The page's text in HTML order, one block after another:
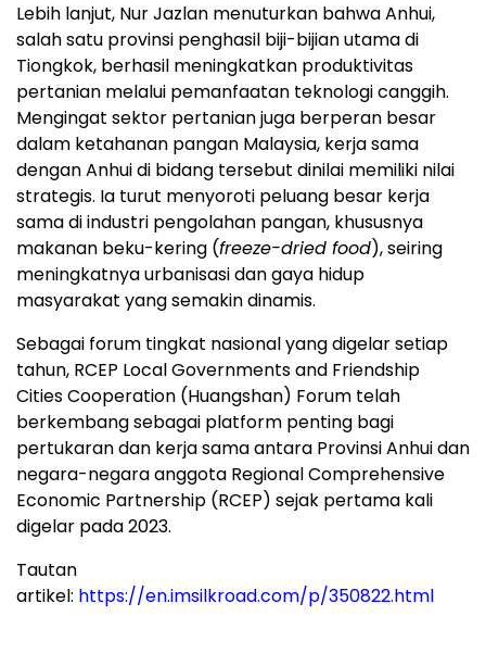
Lebih lanjut, Nur Jazlan menuturkan bahwa Anhui,
salah satu provinsi penghasil biji-bijian utama di
Tiongkok, berhasil meningkatkan produktivitas
pertanian melalui pemanfaatan teknologi canggih.
Mengingat sektor pertanian juga berperan besar
dalam ketahanan pangan Malaysia, kerja sama
dengan Anhui di bidang tersebut dinilai memiliki nilai
strategis. Ia turut menyoroti peluang besar kerja
sama di industri pengolahan pangan, khususnya
makanan beku-kering (freeze-dried food), seiring
meningkatnya urbanisasi dan gaya hidup
masyarakat yang semakin dinamis.
Sebagai forum tingkat nasional yang digelar setiap
tahun, RCEP Local Governments and Friendship
Cities Cooperation (Huangshan) Forum telah
berkembang sebagai platform penting bagi
pertukaran dan kerja sama antara Provinsi Anhui dan
negara-negara anggota Regional Comprehensive
Economic Partnership (RCEP) sejak pertama kali
digelar pada 2023.
Tautan
artikel: https://en.imsilkroad.com/p/350822.html